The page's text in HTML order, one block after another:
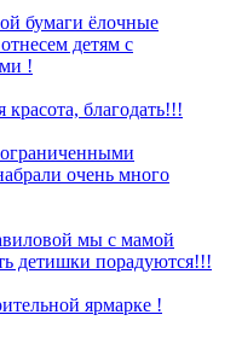
бумаги ёлочные
детям с
!
благодать!!!
очень много
мы с мамой
детишки порадуются!!!
ярмарке !